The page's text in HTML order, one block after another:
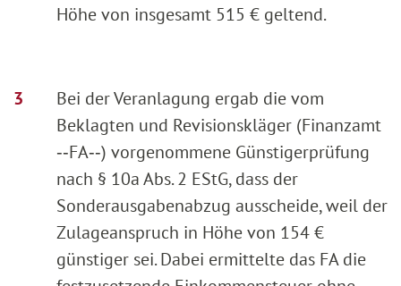
Höhe von insgesamt 515 € geltend.
Bei der Veranlagung ergab die vom
Beklagten und Revisionskläger (Finanzamt
‑‑FA‑‑) vorgenommene Günstigerprüfung
nach § 10a Abs. 2 EStG, dass der
Sonderausgabenabzug ausscheide, weil der
Zulageanspruch in Höhe von 154 €
günstiger sei. Dabei ermittelte das FA die